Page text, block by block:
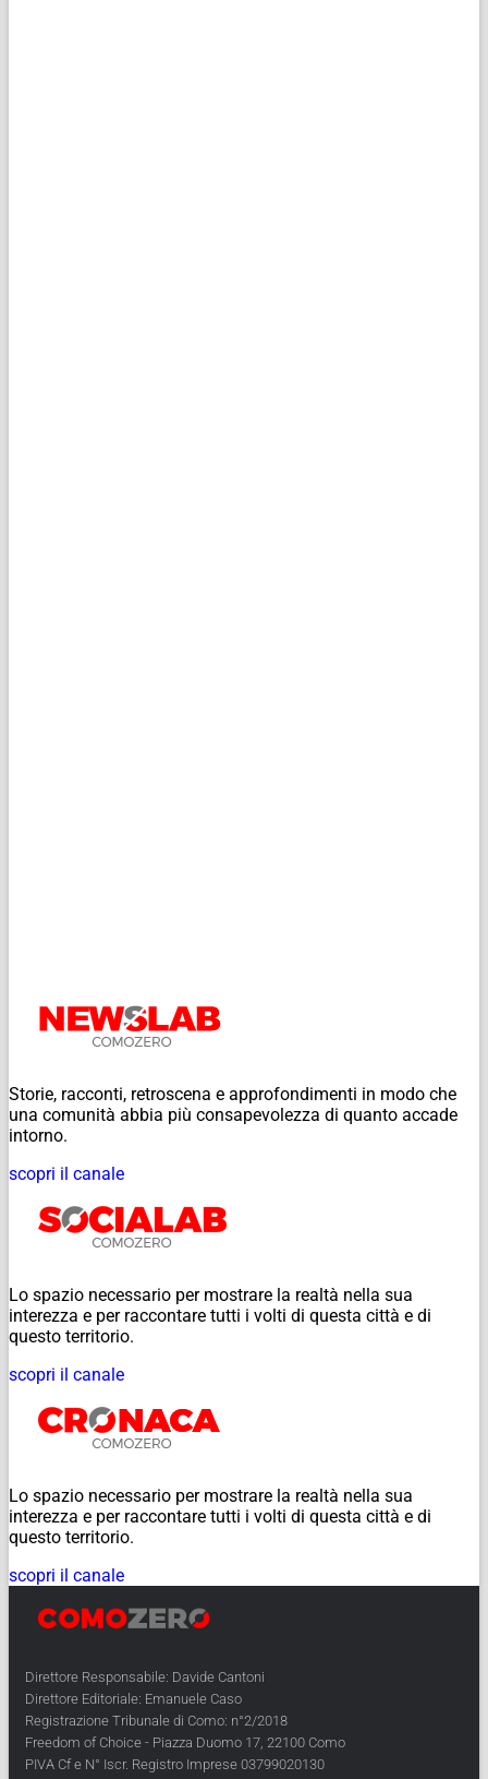
Storie, racconti, retroscena e approfondimenti in modo che
una comunità abbia più consapevolezza di quanto accade
intorno.
scopri il canale
Lo spazio necessario per mostrare la realtà nella sua
interezza e per raccontare tutti i volti di questa città e di
questo territorio.
scopri il canale
Lo spazio necessario per mostrare la realtà nella sua
interezza e per raccontare tutti i volti di questa città e di
questo territorio.
scopri il canale
Direttore Responsabile: Davide Cantoni
Direttore Editoriale: Emanuele Caso
Registrazione Tribunale di Como: n°2/2018
Freedom of Choice - Piazza Duomo 17, 22100 Como
PIVA Cf e N° Iscr. Registro Imprese 03799020130